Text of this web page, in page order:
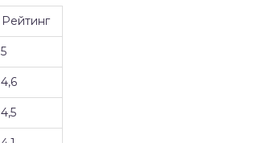
Рейтинг
5
4,6
4,5